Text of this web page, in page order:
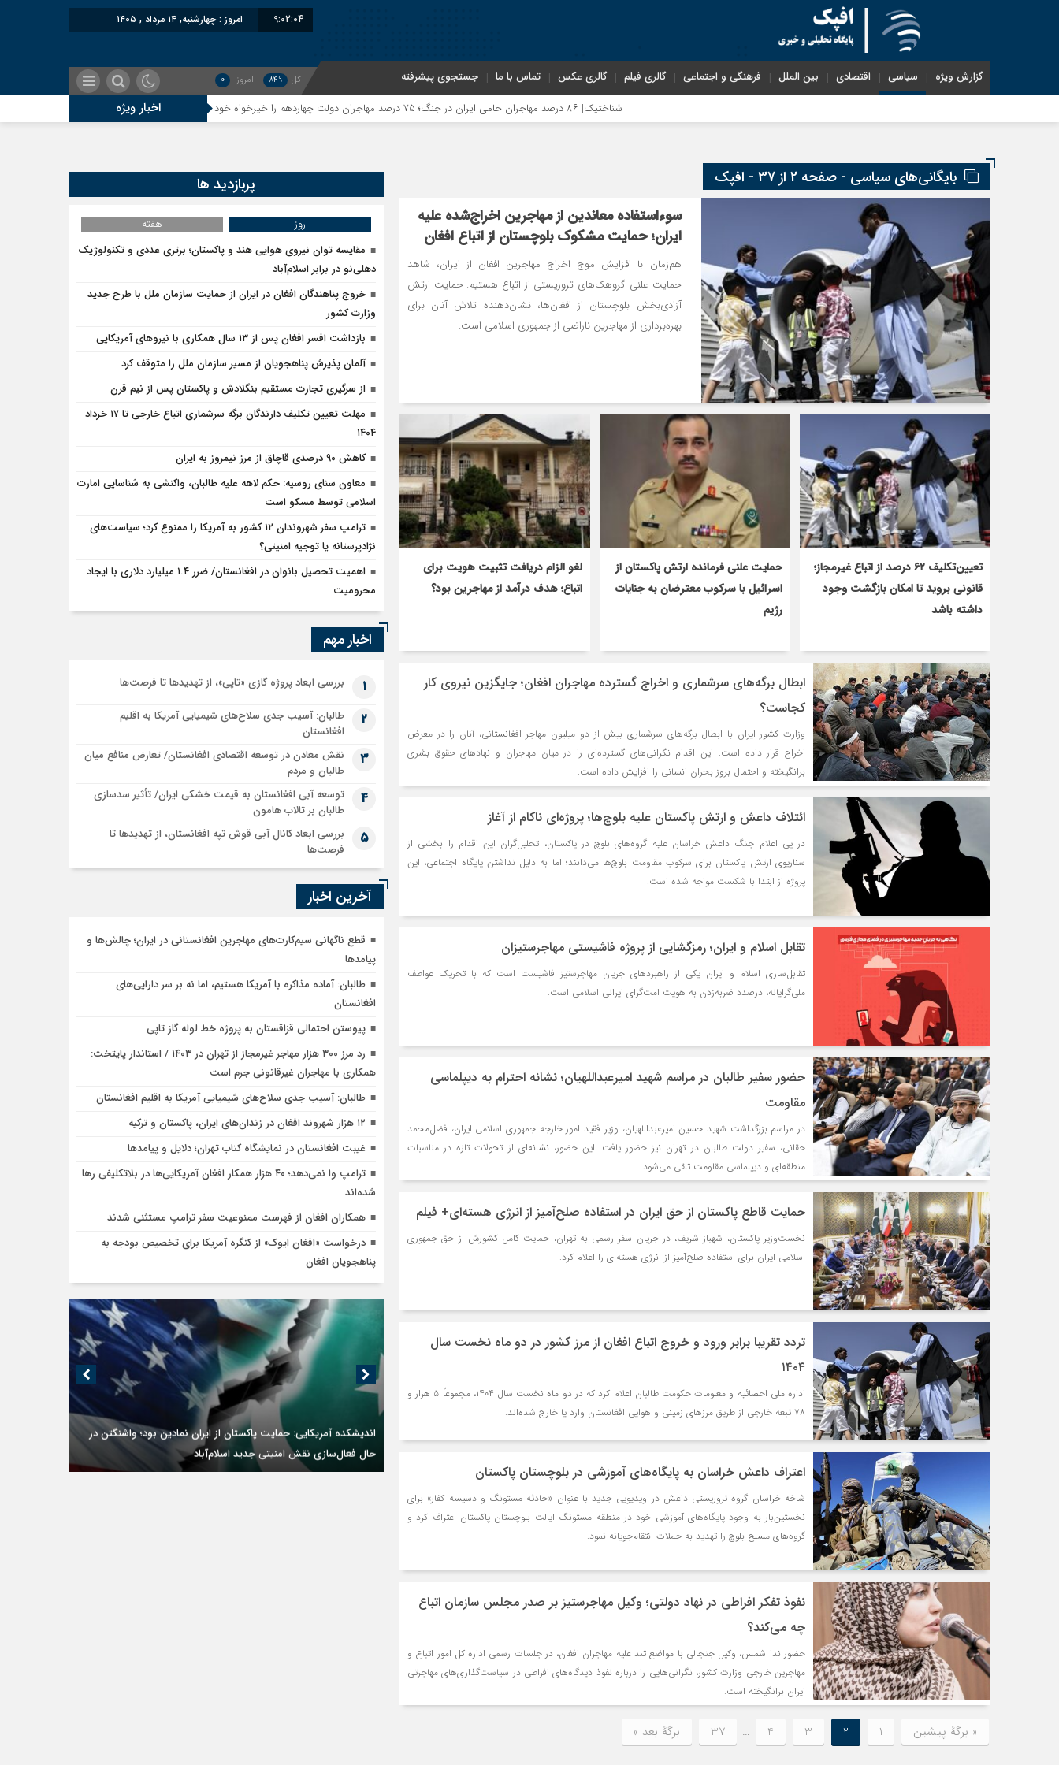
9:02:05 امروز : چهارشنبه, ۱۴ مرداد , ۱۴۰۵
گزارش ویژه سیاسی اقتصادی بین الملل فرهنگی و اجتماعی گالری فیلم گالری عکس تماس با ما جستجوی پیشرفته کل 849 امروز 0
اخبار ویژه
معاون سنای روسیه: حکم لاهه علیه
بایگانی‌های سیاسی - صفحه 2 از 37 - افپک
سوءاستفاده معاندین از مهاجرین اخراج‌شده علیه
ایران؛ حمایت مشکوک بلوچستان از اتباع افغان
هم‌زمان با افزایش موج اخراج مهاجرین افغان از ایران، شاهد
حمایت علنی گروهک‌های تروریستی از اتباع هستیم. حمایت ارتش
آزادی‌بخش بلوچستان از افغان‌ها، نشان‌دهنده تلاش آنان برای
بهره‌برداری از مهاجرین ناراضی از جمهوری اسلامی است.
تعیین‌تکلیف ۶۲ درصد از اتباع غیرمجاز؛
قانونی بروید تا امکان بازگشت وجود
داشته باشد
حمایت علنی فرمانده ارتش پاکستان از
اسرائیل با سرکوب معترضان به جنایات
رژیم
لغو الزام دریافت تثبیت هویت برای
اتباع؛ هدف درآمد از مهاجرین بود؟
ابطال برگه‌های سرشماری و اخراج گسترده مهاجران افغان؛ جایگزین نیروی کار
کجاست؟
وزارت کشور ایران با ابطال برگه‌های سرشماری بیش از دو میلیون مهاجر افغانستانی، آنان را در معرض
اخراج قرار داده است. این اقدام نگرانی‌های گسترده‌ای را در میان مهاجران و نهادهای حقوق بشری
برانگیخته و احتمال بروز بحران انسانی را افزایش داده است.
ائتلاف داعش و ارتش پاکستان علیه بلوچ‌ها؛ پروژه‌ای ناکام از آغاز
در پی اعلام جنگ داعش خراسان علیه گروه‌های بلوچ در پاکستان، تحلیل‌گران این اقدام را بخشی از
سناریوی ارتش پاکستان برای سرکوب مقاومت بلوچ‌ها می‌دانند؛ اما به دلیل نداشتن پایگاه اجتماعی، این
پروژه از ابتدا با شکست مواجه شده است.
تقابل اسلام و ایران؛ رمزگشایی از پروژه فاشیستی مهاجرستیزان
تقابل‌سازی اسلام و ایران یکی از راهبردهای جریان مهاجرستیز فاشیست است که با تحریک عواطف
ملی‌گرایانه، درصدد ضربه‌زدن به هویت امت‌گرای ایرانی اسلامی است.
حضور سفیر طالبان در مراسم شهید امیرعبداللهیان؛ نشانه احترام به دیپلماسی
مقاومت
در مراسم بزرگداشت شهید حسین امیرعبداللهیان، وزیر فقید امور خارجه جمهوری اسلامی ایران، فضل‌محمد
حقانی، سفیر دولت طالبان در تهران نیز حضور یافت. این حضور، نشانه‌ای از تحولات تازه در مناسبات
منطقه‌ای و دیپلماسی مقاومت تلقی می‌شود.
حمایت قاطع پاکستان از حق ایران در استفاده صلح‌آمیز از انرژی هسته‌ای+ فیلم
نخست‌وزیر پاکستان، شهباز شریف، در جریان سفر رسمی به تهران، حمایت کامل کشورش از حق جمهوری
اسلامی ایران برای استفاده صلح‌آمیز از انرژی هسته‌ای را اعلام کرد.
تردد تقریبا برابر ورود و خروج اتباع افغان از مرز کشور در دو ماه نخست سال
۱۴۰۴
اداره ملی احصائیه و معلومات حکومت طالبان اعلام کرد که در دو ماه نخست سال ۱۴۰۴، مجموعاً ۵ هزار و
۷۸ تبعه خارجی از طریق مرزهای زمینی و هوایی افغانستان وارد یا خارج شده‌اند.
اعتراف داعش خراسان به پایگاه‌های آموزشی در بلوچستان پاکستان
شاخه خراسان گروه تروریستی داعش در ویدیویی جدید با عنوان «حادثه مستونگ و دسیسه کفار» برای
نخستین‌بار به وجود پایگاه‌های آموزشی خود در منطقه مستونگ ایالت بلوچستان پاکستان اعتراف کرد و
گروه‌های مسلح بلوچ را تهدید به حملات انتقام‌جویانه نمود.
نفوذ تفکر افراطی در نهاد دولتی؛ وکیل مهاجرستیز بر صدر مجلس سازمان اتباع
چه می‌کند؟
حضور ندا شمس، وکیل جنجالی با مواضع تند علیه مهاجران افغان، در جلسات رسمی اداره کل امور اتباع و
مهاجرین خارجی وزارت کشور، نگرانی‌هایی را درباره نفوذ دیدگاه‌های افراطی در سیاست‌گذاری‌های مهاجرتی
ایران برانگیخته است.
« برگه‌ٔ پیشین 1
2
3
4
…
37 برگهٔ بعد »
پربازدید ها
روز
هفته
مقایسه توان نیروی هوایی هند و پاکستان؛ برتری عددی و تکنولوژیک
دهلی‌نو در برابر اسلام‌آباد
خروج پناهندگان افغان در ایران از حمایت سازمان ملل با طرح جدید
وزارت کشور
بازداشت افسر افغان پس از ۱۳ سال همکاری با نیروهای آمریکایی
آلمان پذیرش پناهجویان از مسیر سازمان ملل را متوقف کرد
از سرگیری تجارت مستقیم بنگلادش و پاکستان پس از نیم قرن
مهلت تعیین تکلیف دارندگان برگه سرشماری اتباع خارجی تا ۱۷ خرداد
۱۴۰۴
کاهش ۹۰ درصدی قاچاق از مرز نیمروز به ایران
معاون سنای روسیه: حکم لاهه علیه طالبان، واکنشی به شناسایی امارت
اسلامی توسط مسکو است
ترامپ سفر شهروندان ۱۲ کشور به آمریکا را ممنوع کرد؛ سیاست‌های
نژادپرستانه یا توجیه امنیتی؟
اهمیت تحصیل بانوان در افغانستان/ ضرر ۱.۴ میلیارد دلاری با ایجاد
محرومیت
اخبار مهم
1 بررسی ابعاد پروژه گازی «تاپی»، از تهدیدها تا فرصت‌ها
2
طالبان: آسیب جدی سلاح‌های شیمیایی آمریکا به اقلیم
افغانستان
3
نقش معادن در توسعه اقتصادی افغانستان/ تعارض منافع میان
طالبان و مردم
4
توسعه آبی افغانستان به قیمت خشکی ایران/ تأثیر سدسازی
طالبان بر تالاب هامون
5
بررسی ابعاد کانال آبی قوش تپه افغانستان، از تهدیدها تا
فرصت‌ها
آخرین اخبار
قطع ناگهانی سیم‌کارت‌های مهاجرین افغانستانی در ایران؛ چالش‌ها و
پیامدها
طالبان: آماده مذاکره با آمریکا هستیم، اما نه بر سر دارایی‌های
افغانستان
پیوستن احتمالی قزاقستان به پروژه خط لوله گاز تاپی
رد مرز ۳۰۰ هزار مهاجر غیرمجاز از تهران در ۱۴۰۳ / استاندار پایتخت:
همکاری با مهاجران غیرقانونی جرم است
طالبان: آسیب جدی سلاح‌های شیمیایی آمریکا به اقلیم افغانستان
۱۲ هزار شهروند افغان در زندان‌های ایران، پاکستان و ترکیه
غیبت افغانستان در نمایشگاه کتاب تهران؛ دلایل و پیامدها
ترامپ وا نمی‌دهد؛ ۴۰ هزار همکار افغان آمریکایی‌ها در بلاتکلیفی رها
شده‌اند
همکاران افغان از فهرست ممنوعیت سفر ترامپ مستثنی شدند
درخواست «افغان ایوک» از کنگره آمریکا برای تخصیص بودجه به
پناهجویان افغان
اندیشکده آمریکایی: حمایت پاکستان از ایران نمادین بود؛ واشنگتن در
حال فعال‌سازی نقش امنیتی جدید اسلام‌آباد